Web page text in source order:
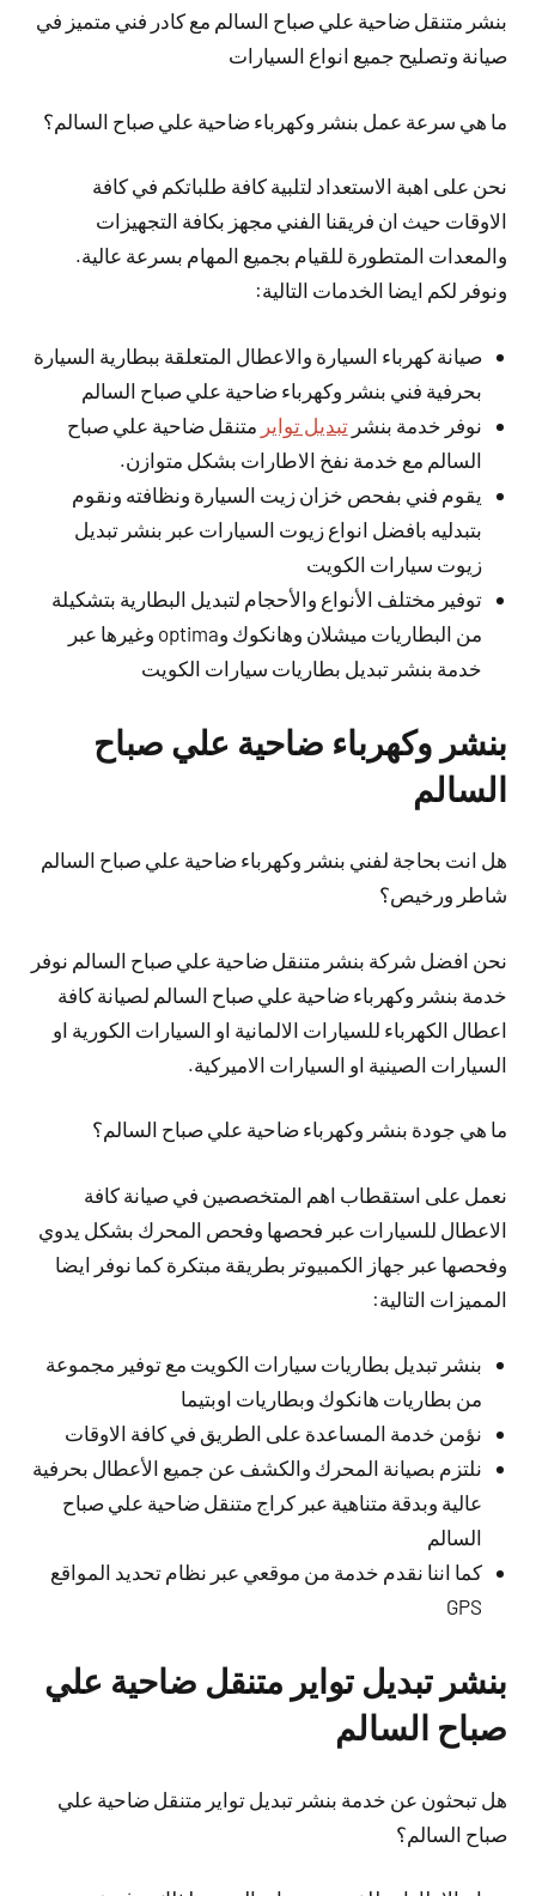
بنشر متنقل ضاحية علي صباح السالم مع كادر فني متميز في
صيانة وتصليح جميع انواع السيارات
ما هي سرعة عمل بنشر وكهرباء ضاحية علي صباح السالم؟
نحن على اهبة الاستعداد لتلبية كافة طلباتكم في كافة
الاوقات حيث ان فريقنا الفني مجهز بكافة التجهيزات
والمعدات المتطورة للقيام بجميع المهام بسرعة عالية.
ونوفر لكم ايضا الخدمات التالية:
صيانة كهرباء السيارة والاعطال المتعلقة ببطارية السيارة
بحرفية فني بنشر وكهرباء ضاحية علي صباح السالم
نوفر خدمة بنشرتبديل تواير متنقل ضاحية علي صباح
السالم مع خدمة نفخ الاطارات بشكل متوازن.
يقوم فني بفحص خزان زيت السيارة ونظافته ونقوم
بتبدليه بافضل انواع زيوت السيارات عبر بنشر تبديل
زيوت سيارات الكويت
توفير مختلف الأنواع والأحجام لتبديل البطارية بتشكيلة
من البطاريات ميشلان وهانكوك وoptima وغيرها عبر
خدمة بنشر تبديل بطاريات سيارات الكويت
بنشر وكهرباء ضاحية علي صباح
السالم
هل انت بحاجة لفني بنشر وكهرباء ضاحية علي صباح السالم
شاطر ورخيص؟
نحن افضل شركة بنشر متنقل ضاحية علي صباح السالم نوفر
خدمة بنشر وكهرباء ضاحية علي صباح السالم لصيانة كافة
اعطال الكهرباء للسيارات الالمانية او السيارات الكورية او
السيارات الصينية او السيارات الاميركية.
ما هي جودة بنشر وكهرباء ضاحية علي صباح السالم؟
نعمل على استقطاب اهم المتخصصين في صيانة كافة
الاعطال للسيارات عبر فحصها وفحص المحرك بشكل يدوي
وفحصها عبر جهاز الكمبيوتر بطريقة مبتكرة كما نوفر ايضا
المميزات التالية:
بنشر تبديل بطاريات سيارات الكويت مع توفير مجموعة
من بطاريات هانكوك وبطاريات اوبتيما
نؤمن خدمة المساعدة على الطريق في كافة الاوقات
نلتزم بصيانة المحرك والكشف عن جميع الأعطال بحرفية
عالية وبدقة متناهية عبر كراج متنقل ضاحية علي صباح
السالم
كما اننا نقدم خدمة من موقعي عبر نظام تحديد المواقع
GPS
بنشر تبديل تواير متنقل ضاحية علي
صباح السالم
هل تبحثون عن خدمة بنشر تبديل تواير متنقل ضاحية علي
صباح السالم؟